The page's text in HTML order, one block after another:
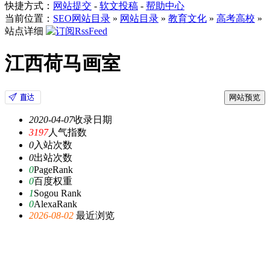
快捷方式： 网站提交 - 软文投稿 - 帮助中心
当前位置： SEO网站目录 » 网站目录 » 教育文化 » 高考高校 »
站点详细
江西荷马画室
网站预览
2020-04-07收录日期
3197人气指数
0入站次数
0出站次数
0PageRank
0百度权重
1Sogou Rank
0AlexaRank
2026-08-02 最近浏览